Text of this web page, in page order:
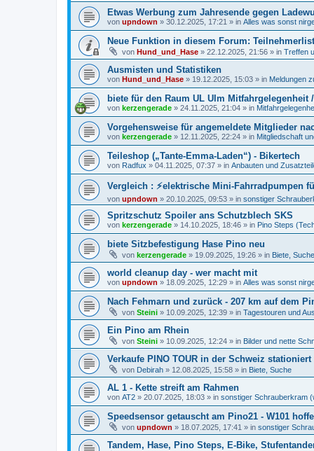
Etwas Werbung zum Jahresende gegen
von upndown » 30.12.2025, 17:21 » in Alles was sonst
Neue Funktion in diesem Forum:
von Hund_und_Hase » 22.12.2025, 21:56 » in Treffen
Ausmisten und Statistiken
von Hund_und_Hase » 19.12.2025, 15:03 » in Meldungen
biete für den Raum UL Ulm
von kerzengerade » 24.11.2025, 21:04 » in
Vorgehensweise für angemeldete Mitglieder
von kerzengerade » 12.11.2025, 22:24 » in Mitgliedschaft
Teileshop („Tante-Emma-Laden“) - Bikertech
von Radfux » 04.11.2025, 07:37 » in Anbauten und
Vergleich : ⚡️elektrische Mini-Fahrradpumpen
von upndown » 20.10.2025, 09:53 » in sonstiger
Spritzschutz Spoiler ans Schutzblech SKS
von kerzengerade » 14.10.2025, 18:46 » in Pino Steps
biete Sitzbefestigung Hase Pino neu
von kerzengerade » 19.09.2025, 19:26 » in Biete, Suche
world cleanup day - wer macht mit
von upndown » 18.09.2025, 12:29 » in Alles was sonst
Nach Fehmarn und zurück - 207 km auf dem
von Steini » 10.09.2025, 12:39 » in Tagestouren und
Ein Pino am Rhein
von Steini » 10.09.2025, 12:24 » in Bilder und nette
Verkaufe PINO TOUR in der Schweiz stationiert
von Debirah » 12.08.2025, 15:58 » in Biete, Suche
AL 1 - Kette streift am Rahmen
von AT2 » 20.07.2025, 18:03 » in sonstiger Schrauberkram
Speedsensor getauscht am Pino21 - W101
von upndown » 18.07.2025, 17:41 » in sonstiger
Tandem, Hase, Pino Steps, E-Bike,